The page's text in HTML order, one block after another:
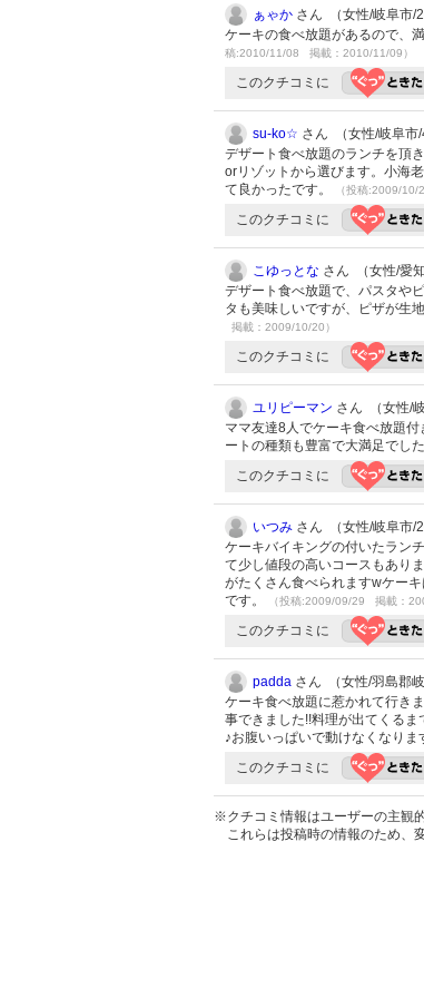
ぁゃか さん （女性/岐阜市/
ケーキの食べ放題があるので、
稿:2010/11/08 掲載：2010/11/09）
このクチコミに
su-ko☆ さん （女性/岐阜市/
デザート食べ放題のランチを頂
orリゾットから選びます。小海
て良かったです。
（投稿:2009/
このクチコミに
こゆっとな さん （女性/愛
デザート食べ放題で、パスタや
タも美味しいですが、ピザが生
掲載：2009/10/20）
このクチコミに
ユリピーマン さん （女性/
ママ友達8人でケーキ食べ放題
ートの種類も豊富で大満足でし
このクチコミに
いつみ さん （女性/岐阜市/
ケーキバイキングの付いたラン
て少し値段の高いコースもあり
がたくさん食べられますwケー
です。
（投稿:2009/09/29 掲載：
このクチコミに
padda さん （女性/羽島郡
ケーキ食べ放題に惹かれて行き
事できました!!料理が出てくる
♪お腹いっぱいで動けなくなり
このクチコミに
※クチコミ情報はユーザーの主観
これらは投稿時の情報のため、